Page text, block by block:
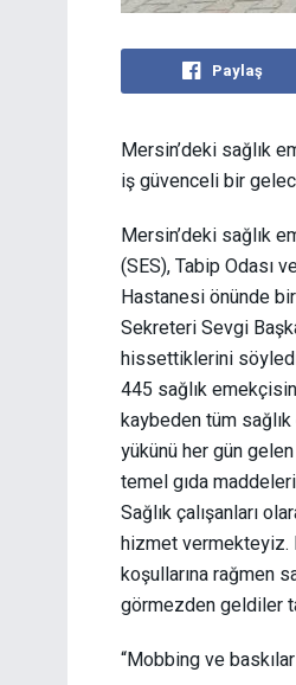
Paylaş
Mersin’deki sağlık
iş güvenceli bir
Mersin’deki sağlık
(SES), Tabip Odası
Hastanesi önünde
Sekreteri Sevgi
hissettiklerini
445 sağlık
kaybeden tüm
yükünü her gün
temel gıda
Sağlık çalışanları
hizmet vermekteyiz.
koşullarına rağmen
görmezden geldiler
“Mobbing ve